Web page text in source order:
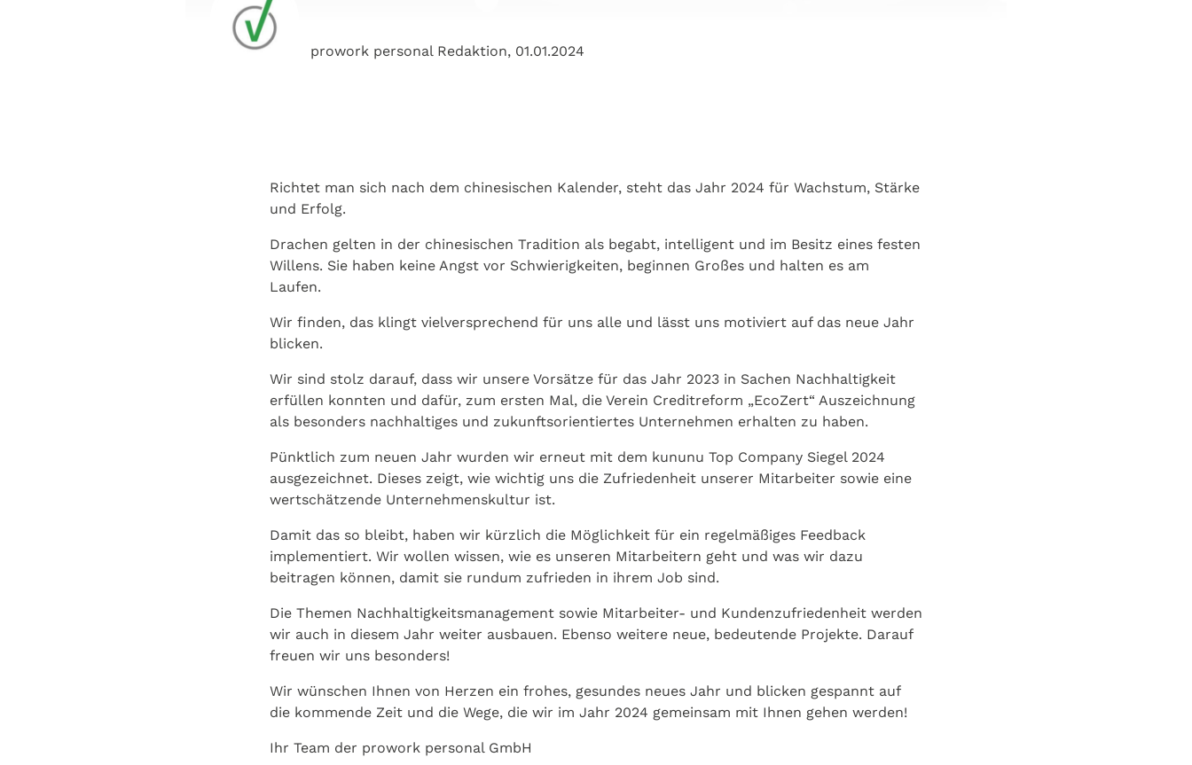
prowork personal Redaktion, 01.01.2024
Richtet man sich nach dem chinesischen Kalender, steht das Jahr 2024 für Wachstum, Stärke
und Erfolg.
Drachen gelten in der chinesischen Tradition als begabt, intelligent und im Besitz eines festen
Willens. Sie haben keine Angst vor Schwierigkeiten, beginnen Großes und halten es am
Laufen.
Wir finden, das klingt vielversprechend für uns alle und lässt uns motiviert auf das neue Jahr
blicken.
Wir sind stolz darauf, dass wir unsere Vorsätze für das Jahr 2023 in Sachen Nachhaltigkeit
erfüllen konnten und dafür, zum ersten Mal, die Verein Creditreform „EcoZert“ Auszeichnung
als besonders nachhaltiges und zukunftsorientiertes Unternehmen erhalten zu haben.
Pünktlich zum neuen Jahr wurden wir erneut mit dem kununu Top Company Siegel 2024
ausgezeichnet. Dieses zeigt, wie wichtig uns die Zufriedenheit unserer Mitarbeiter sowie eine
wertschätzende Unternehmenskultur ist.
Damit das so bleibt, haben wir kürzlich die Möglichkeit für ein regelmäßiges Feedback
implementiert. Wir wollen wissen, wie es unseren Mitarbeitern geht und was wir dazu
beitragen können, damit sie rundum zufrieden in ihrem Job sind.
Die Themen Nachhaltigkeitsmanagement sowie Mitarbeiter- und Kundenzufriedenheit werden
wir auch in diesem Jahr weiter ausbauen. Ebenso weitere neue, bedeutende Projekte. Darauf
freuen wir uns besonders!
Wir wünschen Ihnen von Herzen ein frohes, gesundes neues Jahr und blicken gespannt auf
die kommende Zeit und die Wege, die wir im Jahr 2024 gemeinsam mit Ihnen gehen werden!
Ihr Team der prowork personal GmbH